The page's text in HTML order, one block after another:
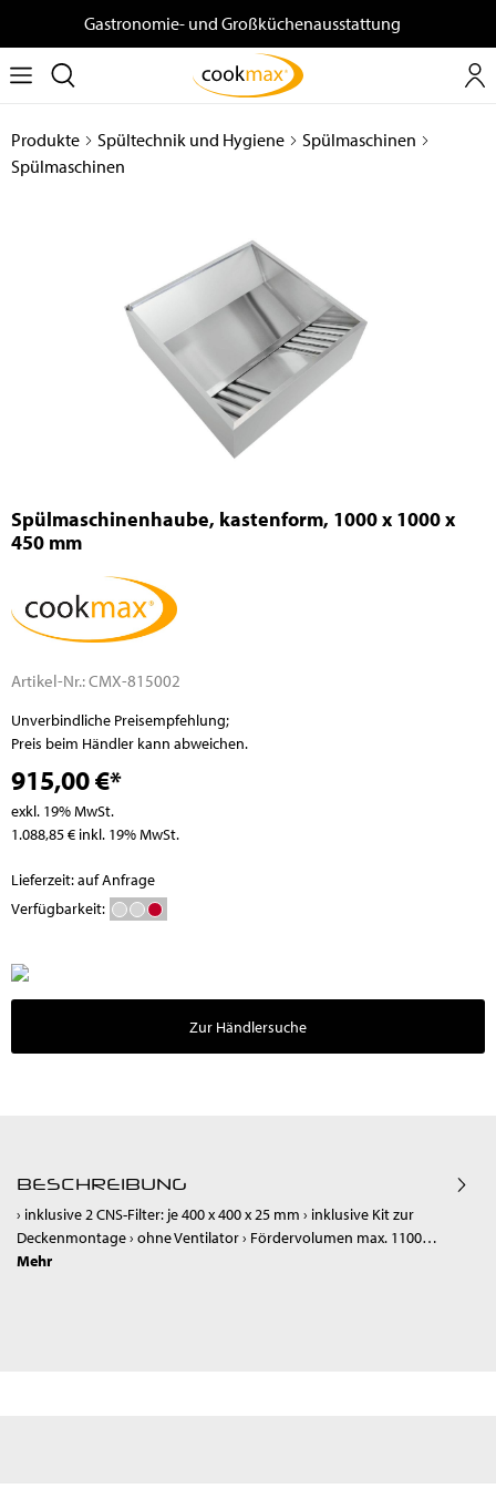
Gastronomie- und Großküchenausstattung
Produkte Spültechnik und Hygiene
Spülmaschinen
Spülmaschinen
Spülmaschinenhaube, kastenform, 1000 x 1000 x
450 mm
Artikel-Nr.:CMX-815002
Unverbindliche Preisempfehlung;
Preis beim Händler kann abweichen.
915,00 €*
exkl. 19% MwSt.
1.088,85 € inkl. 19% MwSt.
Lieferzeit: auf Anfrage
Verfügbarkeit:
Zur Händlersuche
BESCHREIBUNG
› inklusive 2 CNS-Filter: je 400 x 400 x 25 mm › inklusive Kit zur
Deckenmontage › ohne Ventilator › Fördervolumen max. 1100…
Mehr